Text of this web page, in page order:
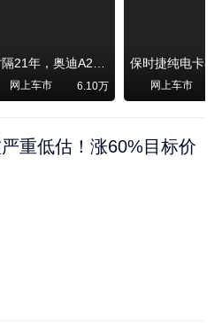
时隔21年，奥迪A2强势归来！
网上车市 6.10万 网上车市
重低估！涨60%目标价